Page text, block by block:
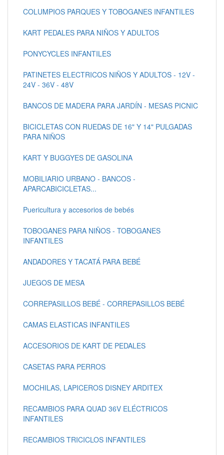
COLUMPIOS PARQUES Y TOBOGANES INFANTILES
KART PEDALES PARA NIÑOS Y ADULTOS
PONYCYCLES INFANTILES
PATINETES ELECTRICOS NIÑOS Y ADULTOS - 12V -
24V - 36V - 48V
BANCOS DE MADERA PARA JARDÍN - MESAS PICNIC
BICICLETAS CON RUEDAS DE 16" Y 14" PULGADAS
PARA NIÑOS
KART Y BUGGYES DE GASOLINA
MOBILIARIO URBANO - BANCOS -
APARCABICICLETAS...
Puericultura y accesorios de bebés
TOBOGANES PARA NIÑOS - TOBOGANES
INFANTILES
ANDADORES Y TACATÁ PARA BEBÉ
JUEGOS DE MESA
CORREPASILLOS BEBÉ - CORREPASILLOS BEBÉ
CAMAS ELASTICAS INFANTILES
ACCESORIOS DE KART DE PEDALES
CASETAS PARA PERROS
MOCHILAS, LAPICEROS DISNEY ARDITEX
RECAMBIOS PARA QUAD 36V ELÉCTRICOS
INFANTILES
RECAMBIOS TRICICLOS INFANTILES